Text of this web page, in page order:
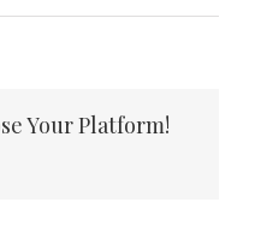
Your Platform!